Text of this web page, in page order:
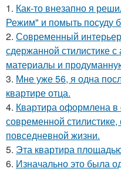
1. Как-то внезапно я
Режим" и помыть посуду
2. Современный
сдержанной стилистике
материалы и
3. Мне уже 56, я одна
квартире отца.
4. Квартира оформлена в
современной
повседневной жизни.
5. Эта квартира
6. Изначально это была